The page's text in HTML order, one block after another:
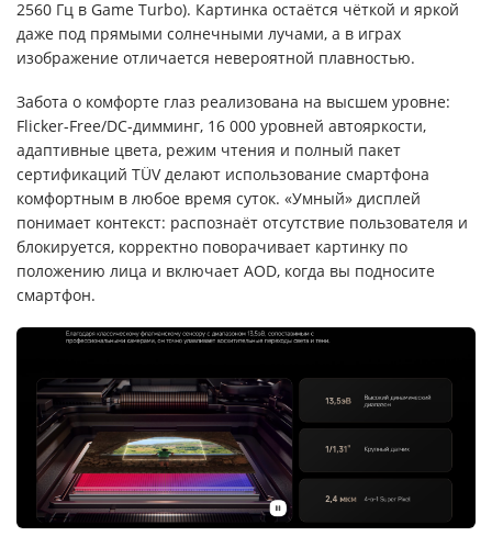
2560 Гц в Game Turbo). Картинка остаётся чёткой и яркой
даже под прямыми солнечными лучами, а в играх
изображение отличается невероятной плавностью.
Забота о комфорте глаз реализована на высшем уровне:
Flicker-Free/DC-димминг, 16 000 уровней автояркости,
адаптивные цвета, режим чтения и полный пакет
сертификаций TÜV делают использование смартфона
комфортным в любое время суток. «Умный» дисплей
понимает контекст: распознаёт отсутствие пользователя и
блокируется, корректно поворачивает картинку по
положению лица и включает AOD, когда вы подносите
смартфон.